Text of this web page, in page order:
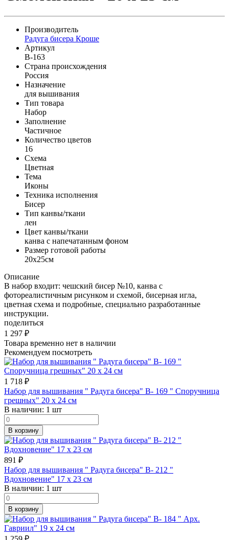
Производитель
Радуга бисера Кроше
Артикул
В-163
Страна происхождения
Россия
Назначение
для вышивания
Тип товара
Набор
Заполнение
Частичное
Количество цветов
16
Схема
Цветная
Тема
Иконы
Техника исполнения
Бисер
Тип канвы/ткани
лен
Цвет канвы/ткани
канва с напечатанным фоном
Размер готовой работы
20x25см
Описание
В набор входит: чешский бисер №10, канва с
фотореалистичным рисунком и схемой, бисерная игла,
цветная схема и подробные, специально разработанные
инструкции.
поделиться
1 297 ₽
Товара временно нет в наличии
Рекомендуем посмотреть
1 718 ₽
Набор для вышивания " Радуга бисера" В- 169 " Споручница
грешных" 20 х 24 см
В наличии: 1 шт
В корзину
891 ₽
Набор для вышивания " Радуга бисера" В- 212 "
Вдохновение" 17 х 23 см
В наличии: 1 шт
В корзину